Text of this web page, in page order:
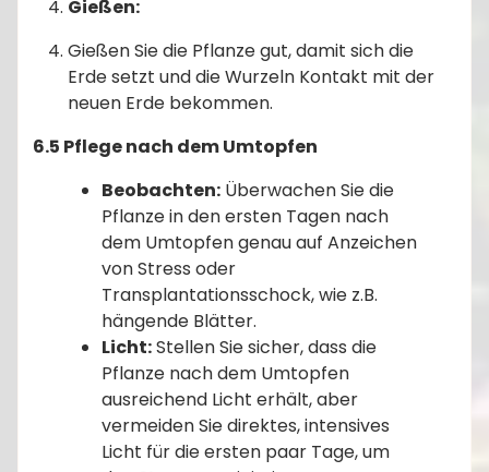
Gießen:
Gießen Sie die Pflanze gut, damit sich die
Erde setzt und die Wurzeln Kontakt mit der
neuen Erde bekommen.
6.5 Pflege nach dem Umtopfen
Beobachten: Überwachen Sie die
Pflanze in den ersten Tagen nach
dem Umtopfen genau auf Anzeichen
von Stress oder
Transplantationsschock, wie z.B.
hängende Blätter.
Licht:Stellen Sie sicher, dass die
Pflanze nach dem Umtopfen
ausreichend Licht erhält, aber
vermeiden Sie direktes, intensives
Licht für die ersten paar Tage, um